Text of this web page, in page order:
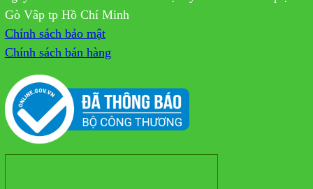
Gò Vâp tp Hồ Chí Minh
Chính sách bảo mật
Chính sách bán hàng